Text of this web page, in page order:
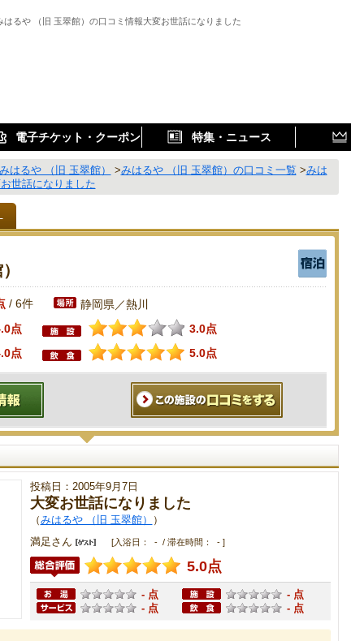
はるや （旧 玉翠館）の口コミ情報大変お世話になりました
電子チケット・クーポン 特集・ニュース
みはるや （旧 玉翠館） >みはるや （旧 玉翠館）の口コミ一覧 >みは
世話になりました
/ 6件 静岡県／熱川
点
3.0点
点
5.0点
投稿日：2005年9月7日
大変お世話になりました
（みはるや （旧 玉翠館）
）
満足さん
[入浴日： - / 滞在時間： - ]
5.0点
- 点
- 点
- 点
- 点